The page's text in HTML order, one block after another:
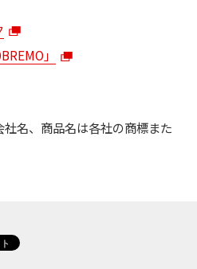
」
名、商品名は各社の商標また